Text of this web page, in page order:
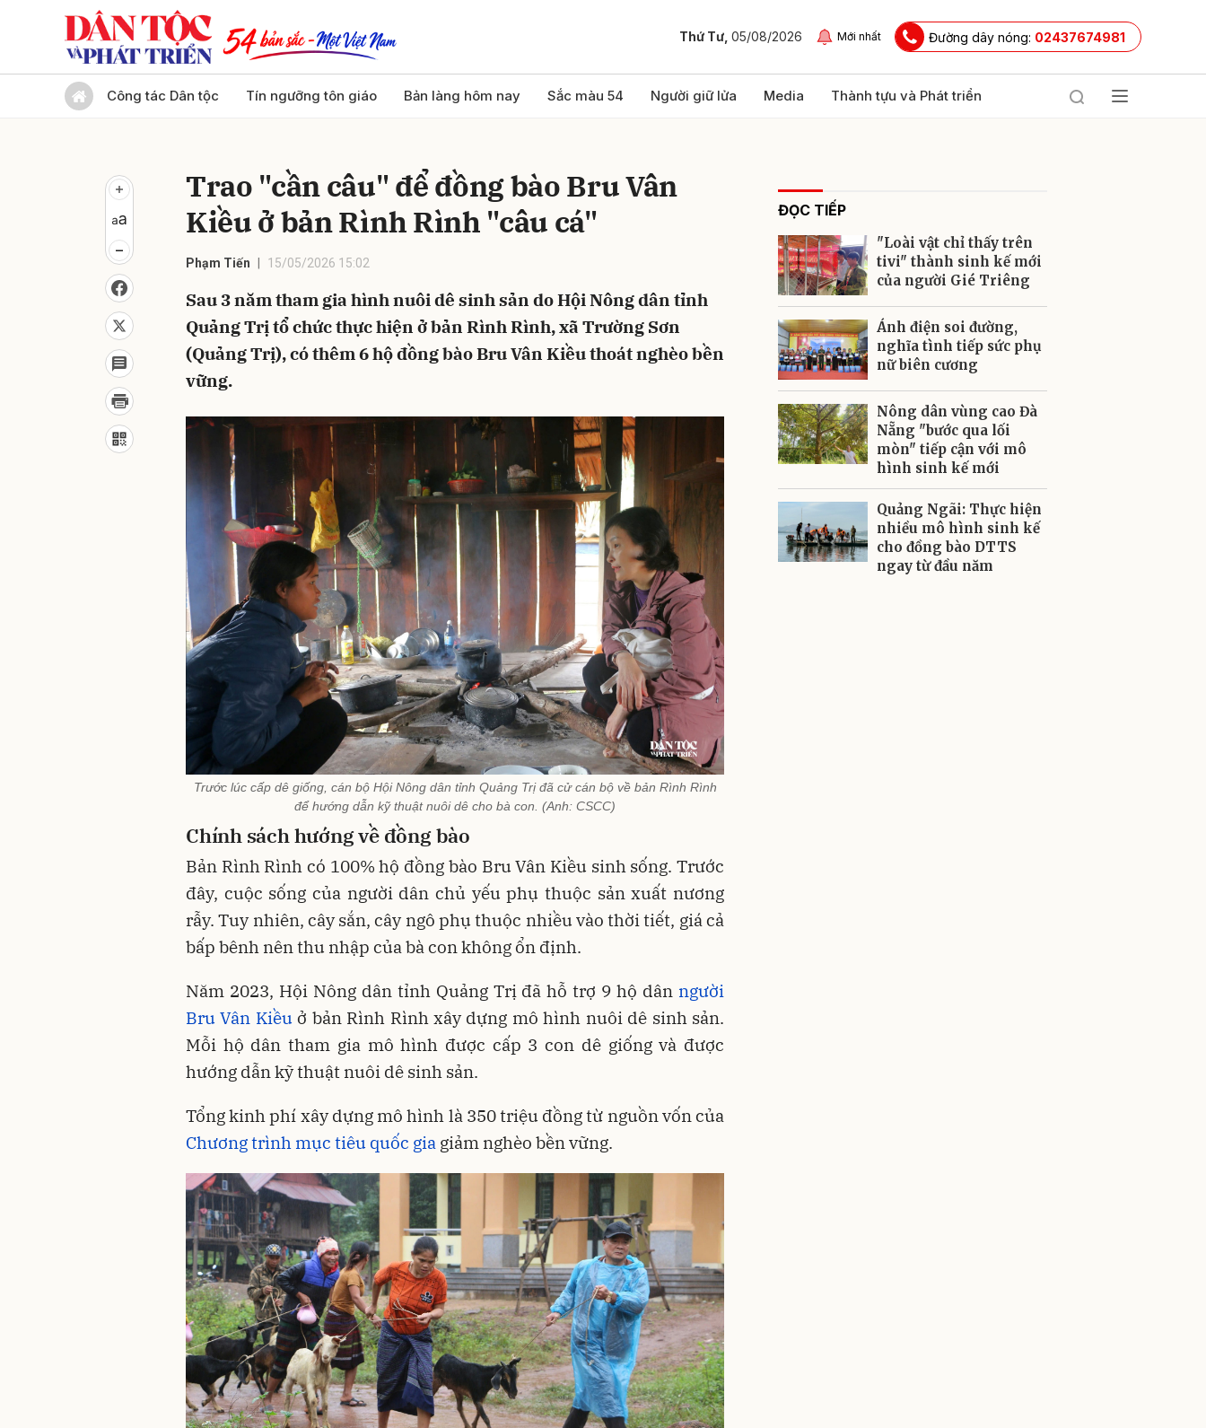
Thứ Tư, 05/08/2026 Mới nhất Đường dây nóng: 02437674981
Công tác Dân tộc Tín ngưỡng tôn giáo Bản làng hôm nay Sắc màu 54 Người giữ lửa Media Thành tựu và Phát triển
Trao "cần câu" để đồng bào Bru Vân
Kiều ở bản Rình Rình "câu cá"
Phạm Tiến 15/05/2026 15:02
Sau 3 năm tham gia hình nuôi dê sinh sản do Hội Nông dân tỉnh
Quảng Trị tổ chức thực hiện ở bản Rình Rình, xã Trường Sơn
(Quảng Trị), có thêm 6 hộ đồng bào Bru Vân Kiều thoát nghèo bền
vững.
Trước lúc cấp dê giống, cán bộ Hội Nông dân tỉnh Quảng Trị đã cử cán bộ về bản Rình Rình
để hướng dẫn kỹ thuật nuôi dê cho bà con. (Anh: CSCC)
Chính sách hướng về đồng bào
Bản Rình Rình có 100% hộ đồng bào Bru Vân Kiều sinh sống. Trước
đây, cuộc sống của người dân chủ yếu phụ thuộc sản xuất nương
rẫy. Tuy nhiên, cây sắn, cây ngô phụ thuộc nhiều vào thời tiết, giá cả
bấp bênh nên thu nhập của bà con không ổn định.
Năm 2023, Hội Nông dân tỉnh Quảng Trị đã hỗ trợ 9 hộ dân người
Bru Vân Kiềuở bản Rình Rình xây dựng mô hình nuôi dê sinh sản.
Mỗi hộ dân tham gia mô hình được cấp 3 con dê giống và được
hướng dẫn kỹ thuật nuôi dê sinh sản.
Tổng kinh phí xây dựng mô hình là 350 triệu đồng từ nguồn vốn của
Chương trình mục tiêu quốc gia giảm nghèo bền vững.
ĐỌC TIẾP
"Loài vật chỉ thấy trên
tivi" thành sinh kế mới
của người Gié Triêng
Ánh điện soi đường,
nghĩa tình tiếp sức phụ
nữ biên cương
Nông dân vùng cao Đà
Nẵng "bước qua lối
mòn" tiếp cận với mô
hình sinh kế mới
Quảng Ngãi: Thực hiện
nhiều mô hình sinh kế
cho đồng bào DTTS
ngay từ đầu năm
Gửi bình luận
Gửi